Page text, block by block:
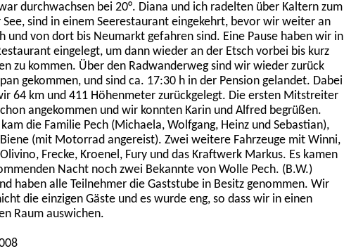
durchwachsen bei 20°. Diana und ich radelten über Kaltern zum
See, sind in einem Seerestaurant eingekehrt, bevor wir weiter an
und von dort bis Neumarkt gefahren sind. Eine Pause haben wir in
eingelegt, um dann wieder an der Etsch vorbei bis kurz
zu kommen. Über den Radwanderweg sind wir wieder zurück
gekommen, und sind ca. 17:30 h in der Pension gelandet. Dabei
64 km und 411 Höhenmeter zurückgelegt. Die ersten Mitstreiter
angekommen und wir konnten Karin und Alfred begrüßen.
kam die Familie Pech (Michaela, Wolfgang, Heinz und Sebastian),
(mit Motorrad angereist). Zwei weitere Fahrzeuge mit Winni,
Olivino, Frecke, Kroenel, Fury und das Kraftwerk Markus. Es kamen
Nacht noch zwei Bekannte von Wolle Pech. (B.W.)
haben alle Teilnehmer die Gaststube in Besitz genommen. Wir
die einzigen Gäste und es wurde eng, so dass wir in einen
Raum auswichen.